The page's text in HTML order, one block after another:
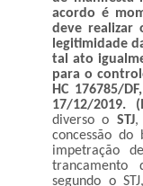
acordo é
deve realizar
legitimidade
tal ato
para o
HC 176785/
17/12/2019.
diverso o STJ,
concessão do
impetração
segundo o